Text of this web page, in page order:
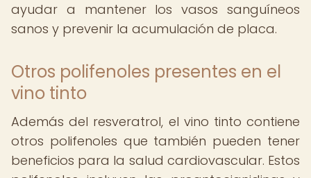
ayudar a mantener los vasos sanguíneos
sanos y prevenir la acumulación de placa.
Otros polifenoles presentes en el
vino tinto
Además del resveratrol, el vino tinto contiene
otros polifenoles que también pueden tener
beneficios para la salud cardiovascular. Estos